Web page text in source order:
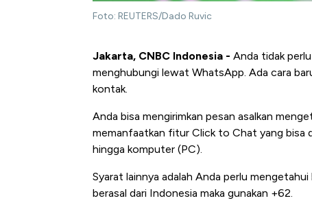
Foto: REUTERS/Dado Ruvic
Jakarta, CNBC Indonesia - Anda tidak
menghubungi lewat WhatsApp. Ada cara
kontak.
Anda bisa mengirimkan pesan asalkan
memanfaatkan fitur Click to Chat yang bisa
hingga komputer (PC).
Syarat lainnya adalah Anda perlu
berasal dari Indonesia maka gunakan +62.